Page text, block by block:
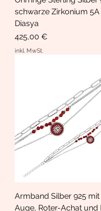
schwarze Zirkonium 5A
Diasya
Preis
425,00 €
inkl. MwSt.
Armband Silber 925
Auge, Roter-Achat und